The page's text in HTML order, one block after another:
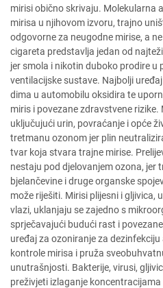
mirisi obično skrivaju. Molekularna
mirisa u njihovom izvoru, trajno
odgovorne za neugodne mirise, a
cigareta predstavlja jedan od
jer smola i nikotin duboko prodire u
ventilacijske sustave. Najbolji
dima u automobilu oksidira te
miris i povezane zdravstvene
uključujući urin, povraćanje i opće
tretmanu ozonom jer plin
tvar koja stvara trajne mirise.
nestaju pod djelovanjem ozona, jer
bjelančevine i druge organske
može riješiti. Mirisi plijesni i gljivica,
vlazi, uklanjaju se zajedno s
sprječavajući budući rast i
uređaj za ozoniranje za
kontrole mirisa i pruža
unutrašnjosti. Bakterije, virusi,
preživjeti izlaganje